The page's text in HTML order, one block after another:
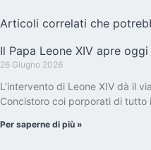
Articoli correlati che
Il Papa Leone XIV apre
26 Giugno 2026
L’intervento di Leone XIV dà il
Concistoro coi porporati di tutto
Per saperne di più »